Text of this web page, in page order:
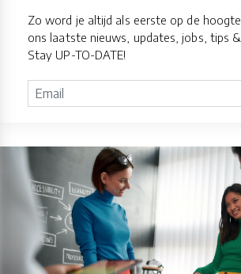
Zo word je altijd als eerste op de
ons laatste nieuws, updates, jobs, tips
Stay UP-TO-DATE!